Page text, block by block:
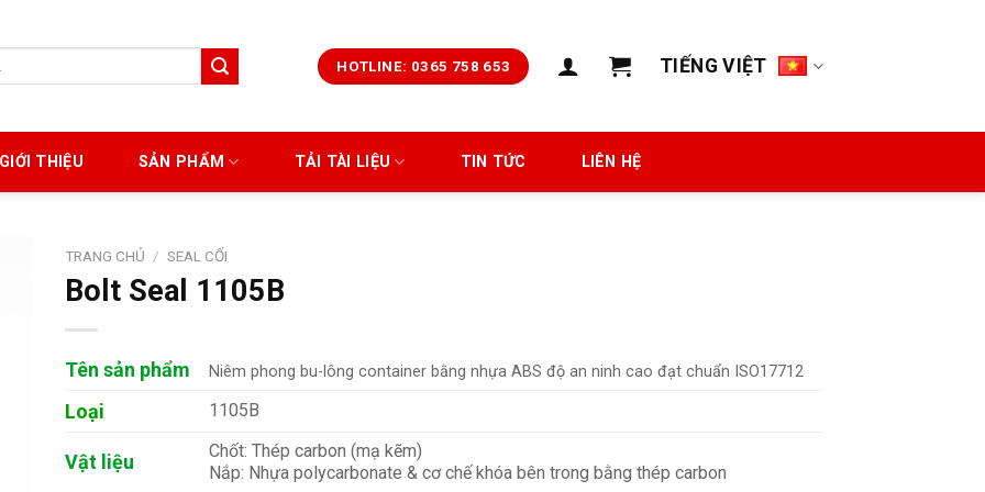
HOTLINE: 0365 758 653 TIẾNG VIỆT
GIỚI THIỆU SẢN PHẨM TẢI TÀI LIỆU TIN TỨC LIÊN HỆ
TRANG CHỦ / SEAL CỐI
Bolt Seal 1105B
Tên sản phẩm Niêm phong bu-lông container bằng nhựa ABS độ an ninh cao đạt chuẩn ISO17712
Loại 1105B
Vật liệu
Chốt: Thép carbon (mạ kẽm)
Nắp: Nhựa polycarbonate & cơ chế khóa bên trong bằng thép carbon